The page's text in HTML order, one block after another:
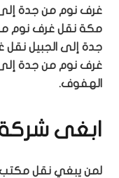
غرف نوم من جدة
مكة نقل غرف نوم
جدة إلى الجبيل
غرف نوم من جدة
الهفوف.
ابغى
لمن يبغي نقل مكتب